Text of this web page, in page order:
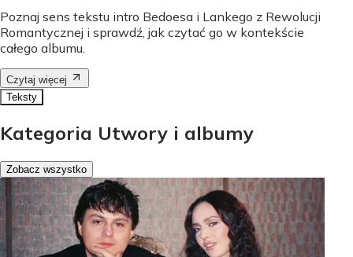
Poznaj sens tekstu intro Bedoesa i Lankego z Rewolucji
Romantycznej i sprawdź, jak czytać go w kontekście
całego albumu.
Czytaj więcej
Teksty
Kategoria Utwory i albumy
Zobacz wszystko